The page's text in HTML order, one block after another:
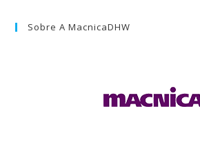
Sobre A MacnicaDHW